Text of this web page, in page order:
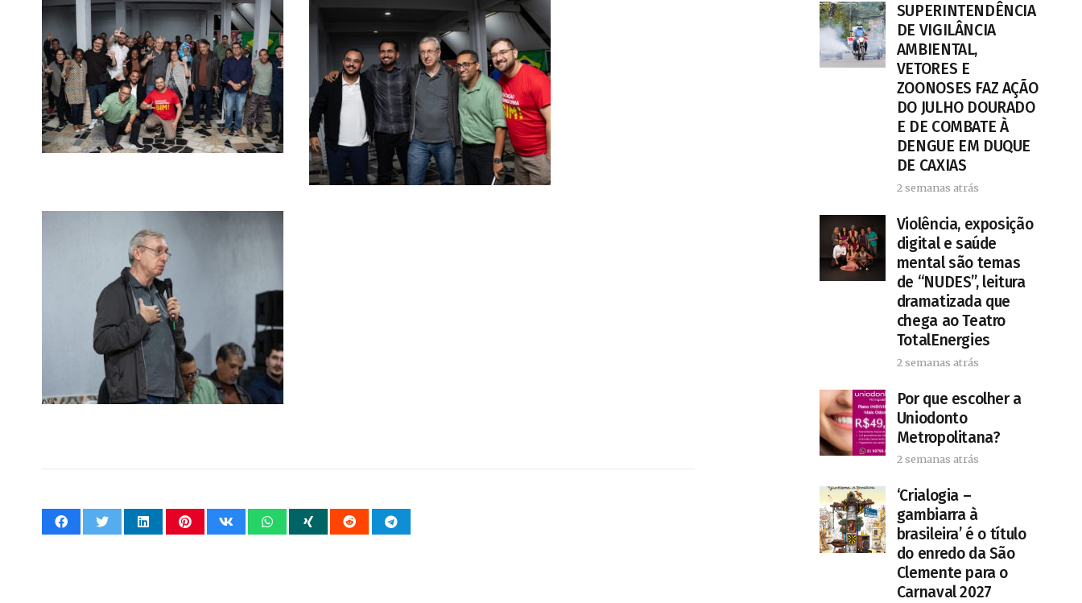
SUPERINTENDÊNCIA
DE VIGILÂNCIA
AMBIENTAL,
VETORES E
ZOONOSES FAZ AÇÃO
DO JULHO DOURADO
E DE COMBATE À
DENGUE EM DUQUE
DE CAXIAS
2 semanas atrás
Violência, exposição
digital e saúde
mental são temas
de “NUDES”, leitura
dramatizada que
chega ao Teatro
TotalEnergies
2 semanas atrás
Por que escolher a
Uniodonto
Metropolitana?
2 semanas atrás
‘Crialogia –
gambiarra à
brasileira’ é o título
do enredo da São
Clemente para o
Carnaval 2027